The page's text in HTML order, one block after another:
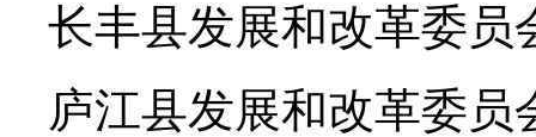
长丰县发展和改革委
庐江县发展和改革委